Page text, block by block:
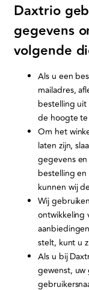
Daxtrio
gegevens
volgende
Als u een
mailadres,
bestelling
de hoogte
Om het
laten zijn,
gegevens
bestelling
kunnen wij
Wij
ontwikkeling
stelt, kunt u
Als u bij
gewenst, uw